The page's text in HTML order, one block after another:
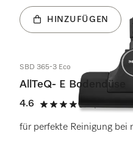
HINZUFÜGEN
SBD 365-3 Eco
AllTeQ- E Bodendüse
4.6
4.6 Sterne von 5
(28
für perfekte Reinigung bei